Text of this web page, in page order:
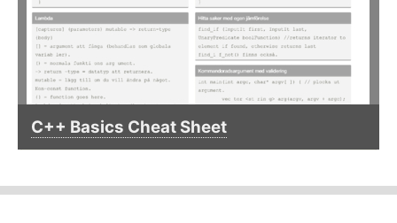
C++ Basics Cheat Sheet